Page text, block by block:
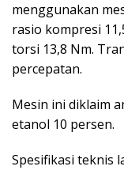
menggunakan
rasio kompresi
torsi 13,8 Nm.
percepatan.
Mesin ini diklaim
etanol 10 persen.
Spesifikasi teknis